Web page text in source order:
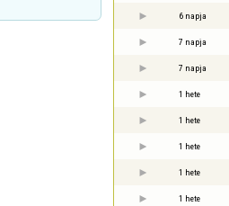
6 napja
7 napja
7 napja
1 hete
1 hete
1 hete
1 hete
1 hete